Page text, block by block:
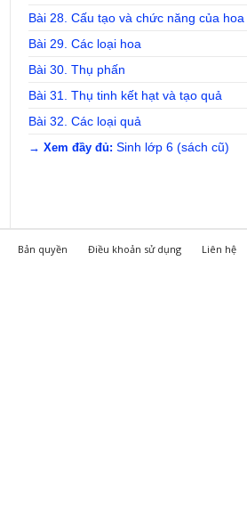
Bài 28. Cấu tạo và chức năng của hoa
Bài 29. Các loại hoa
Bài 30. Thụ phấn
Bài 31. Thụ tinh kết hạt và tạo quả
Bài 32. Các loại quả
→ Xem đầy đủ: Sinh lớp 6 (sách cũ)
Bản quyền Điều khoản sử dụng Liên hệ